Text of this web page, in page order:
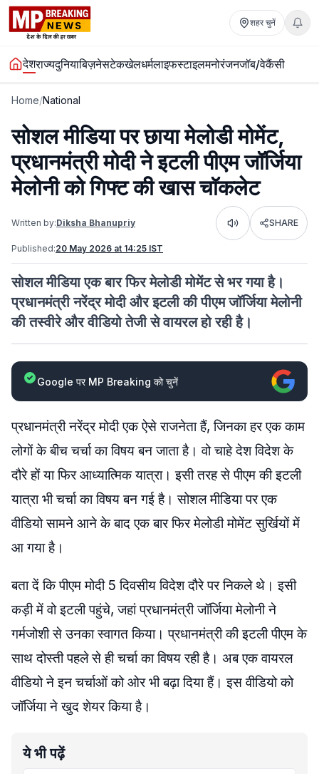
शहर चुनें
देशराज्यदुनियाबिज़नेसटेकखेलधर्मलाइफस्टाइलमनोरंजनजॉब/वेकैंसी
Home/National
सोशल मीडिया पर छाया मेलोडी मोमेंट,
प्रधानमंत्री मोदी ने इटली पीएम जॉर्जिया
मेलोनी को गिफ्ट की खास चॉकलेट
Written by:Diksha Bhanupriy Listen SHARE
Published:20 May 2026 at 14:25 IST
सोशल मीडिया एक बार फिर मेलोडी मोमेंट से भर गया है।
प्रधानमंत्री नरेंद्र मोदी और इटली की पीएम जॉर्जिया मेलोनी
की तस्वीरे और वीडियो तेजी से वायरल हो रही है।
Google पर MP Breaking को चुनें
प्रधानमंत्री नरेंद्र मोदी एक ऐसे राजनेता हैं, जिनका हर एक काम
लोगों के बीच चर्चा का विषय बन जाता है। वो चाहे देश विदेश के
दौरे हों या फिर आध्यात्मिक यात्रा। इसी तरह से पीएम की इटली
यात्रा भी चर्चा का विषय बन गई है। सोशल मीडिया पर एक
वीडियो सामने आने के बाद एक बार फिर मेलोडी मोमेंट सुर्खियों में
आ गया है।
बता दें कि पीएम मोदी 5 दिवसीय विदेश दौरे पर निकले थे। इसी
कड़ी में वो इटली पहुंचे, जहां प्रधानमंत्री जॉर्जिया मेलोनी ने
गर्मजोशी से उनका स्वागत किया। प्रधानमंत्री की इटली पीएम के
साथ दोस्ती पहले से ही चर्चा का विषय रही है। अब एक वायरल
वीडियो ने इन चर्चाओं को ओर भी बढ़ा दिया हैं। इस वीडियो को
जॉर्जिया ने खुद शेयर किया है।
ये भी पढ़ें